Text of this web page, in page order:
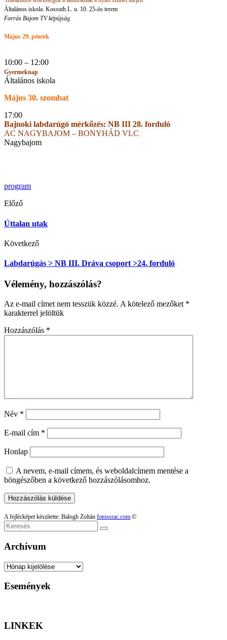
Általános iskola: Kossuth L. u. 10. 25-ös terem
Forrás Bajom TV képújság
Május 29. péntek
10:00 – 12:00
Gyermeknap
Általános iskola
Május 30. szombat
17:00
Bajnoki labdarúgó mérkőzés: NB III 28. forduló
AC NAGYBAJOM – BONYHÁD VLC
Nagybajom
program
Előző
Úttalan utak
Következő
Labdarúgás > NB III. Dráva csoport >24. forduló
Vélemény, hozzászólás?
Az e-mail címet nem tesszük közzé. A kötelező mezőket *
karakterrel jelöltük
Hozzászólás *
Név *
E-mail cím *
Honlap
A nevem, e-mail címem, és weboldalcímem mentése a
böngészőben a következő hozzászólásomhoz.
A fejlécképet készítette: Balogh Zoltán fotossrac.com ©
Keresés
Archívum
Archívum
Események
LINKEK